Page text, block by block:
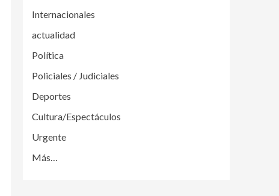
Internacionales
actualidad
Política
Policiales / Judiciales
Deportes
Cultura/Espectáculos
Urgente
Más…